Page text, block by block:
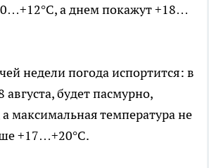
а днем покажут +18…
недели погода испортится: в
будет пасмурно,
максимальная температура не
+17…+20°C.